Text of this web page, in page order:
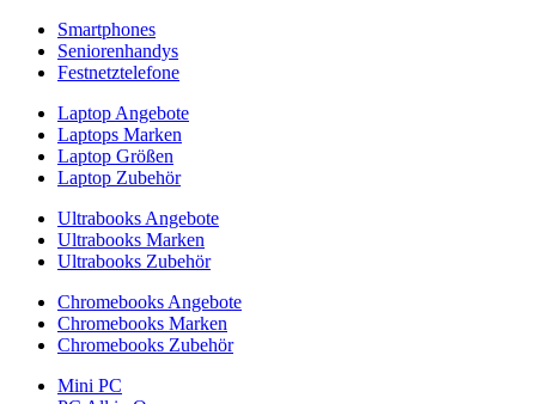
Smartphones
Seniorenhandys
Festnetztelefone
Laptop Angebote
Laptops Marken
Laptop Größen
Laptop Zubehör
Ultrabooks Angebote
Ultrabooks Marken
Ultrabooks Zubehör
Chromebooks Angebote
Chromebooks Marken
Chromebooks Zubehör
Mini PC